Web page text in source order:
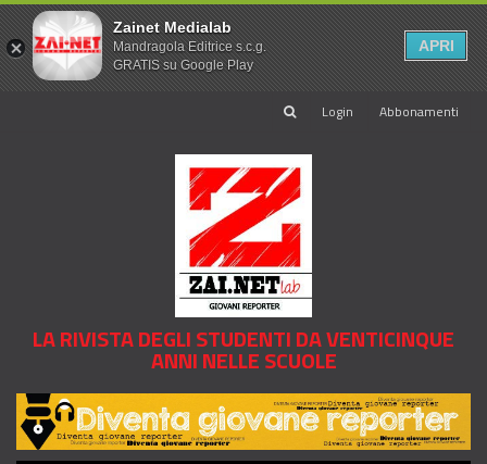
Login Abbonamenti
LA RIVISTA DEGLI STUDENTI DA VENTICINQUE
ANNI NELLE SCUOLE
Zainet Medialab
Mandragola Editrice s.c.g.
GRATIS su Google Play
APRI